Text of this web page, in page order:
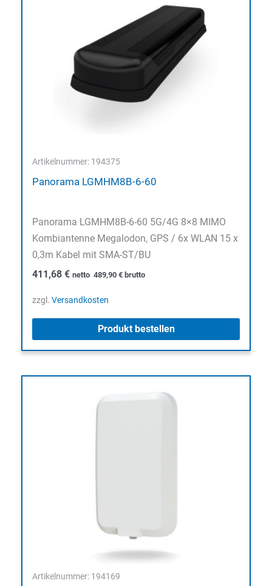
Artikelnummer: 194375
Panorama LGMHM8B-6-60
Panorama LGMHM8B-6-60 5G/4G 8×8 MIMO
Kombiantenne Megalodon, GPS / 6x WLAN 15 x
0,3m Kabel mit SMA-ST/BU
411,68 € netto 489,90 € brutto
zzgl. Versandkosten
Produkt bestellen
Artikelnummer: 194169